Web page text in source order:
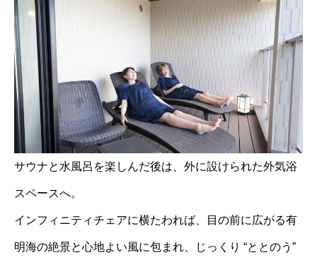
サウナと水風呂を楽しんだ後は、外に設けられた外気浴
スペースへ。
インフィニティチェアに横たわれば、目の前に広がる有
明海の絶景と心地よい風に包まれ、じっくり “ととのう”